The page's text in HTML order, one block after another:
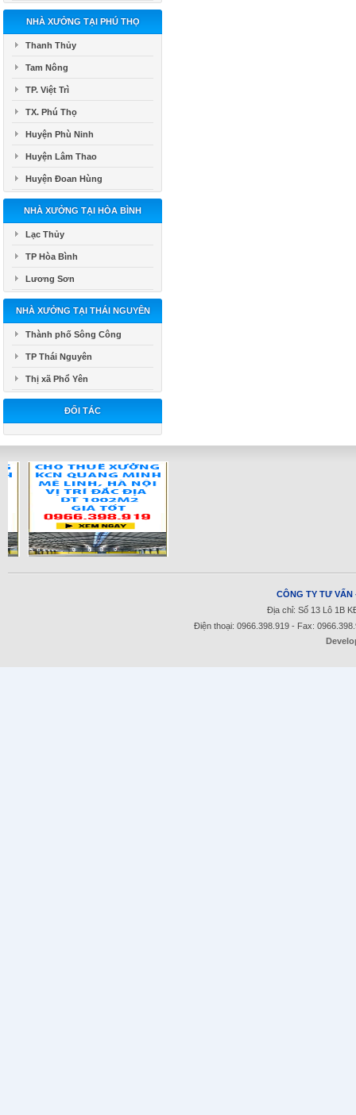
NHÀ XƯỞNG TẠI PHÚ THỌ
Thanh Thủy
Tam Nông
TP. Việt Trì
TX. Phú Thọ
Huyện Phù Ninh
Huyện Lâm Thao
Huyện Đoan Hùng
NHÀ XƯỞNG TẠI HÒA BÌNH
Lạc Thủy
TP Hòa Bình
Lương Sơn
NHÀ XƯỞNG TẠI THÁI NGUYÊN
Thành phố Sông Công
TP Thái Nguyên
Thị xã Phổ Yên
ĐỐI TÁC
CÔNG TY TƯ
Địa chỉ: Số 13 Lô 1B
Điện thoại: 0966.398.919 - Fax: